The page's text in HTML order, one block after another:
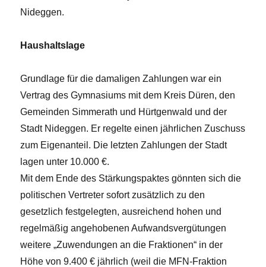
Nideggen.
Haushaltslage
Grundlage für die damaligen Zahlungen war ein
Vertrag des Gymnasiums mit dem Kreis Düren, den
Gemeinden Simmerath und Hürtgenwald und der
Stadt Nideggen. Er regelte einen jährlichen Zuschuss
zum Eigenanteil. Die letzten Zahlungen der Stadt
lagen unter 10.000 €.
Mit dem Ende des Stärkungspaktes gönnten sich die
politischen Vertreter sofort zusätzlich zu den
gesetzlich festgelegten, ausreichend hohen und
regelmäßig angehobenen Aufwandsvergütungen
weitere „Zuwendungen an die Fraktionen“ in der
Höhe von 9.400 € jährlich (weil die MFN-Fraktion